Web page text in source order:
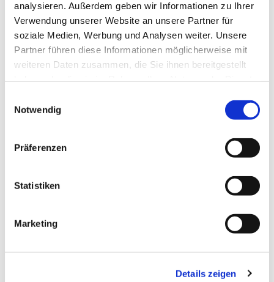
analysieren. Außerdem geben wir Informationen zu Ihrer
Verwendung unserer Website an unsere Partner für
soziale Medien, Werbung und Analysen weiter. Unsere
Partner führen diese Informationen möglicherweise mit
weiteren Daten zusammen, die Sie ihnen bereitgestellt
Notwendig
Präferenzen
Statistiken
Marketing
Details zeigen
Dies könnte Sie auch